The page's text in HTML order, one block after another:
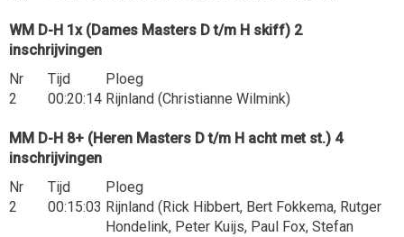
WM D-H 1x (Dames Masters D t/m H skiff) 2
inschrijvingen
Nr
Tijd
Ploeg
2
00:20:14 Rijnland (Christianne Wilmink)
MM D-H 8+ (Heren Masters D t/m H acht met st.) 4
inschrijvingen
Nr
Tijd
Ploeg
2
00:15:03 Rijnland (Rick Hibbert, Bert Fokkema, Rutger
Hondelink, Peter Kuijs, Paul Fox, Stefan